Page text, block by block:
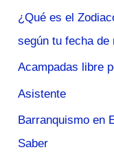
¿Qué es el
según tu fecha de
Acampadas libre
Asistente
Barranquismo en
Saber